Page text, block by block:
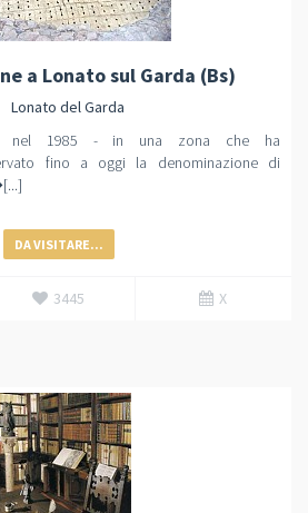
a Lonato sul Garda (Bs)
Lonato del Garda
nel 1985 - in una zona che ha
fino a oggi la denominazione di
DA VISITARE...
3445 X